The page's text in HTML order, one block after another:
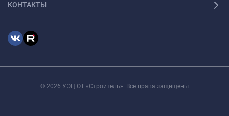
КОНТАКТЫ
© 2026 УЭЦ ОТ «Строитель». Все права защищены